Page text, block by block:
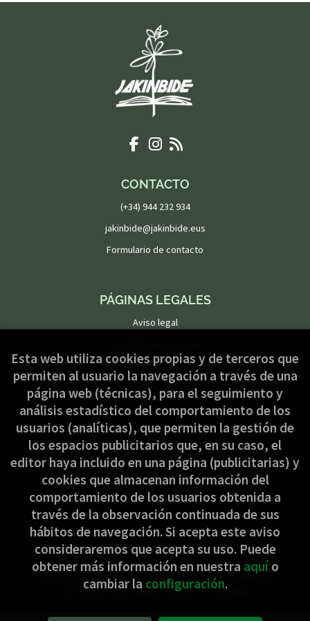
CONTACTO
(+34) 944 232 934
jakinbide@jakinbide.eus
Formulario de contacto
PÁGINAS LEGALES
Aviso legal
Política de privacidad
Política de Cookies
ATENCIÓN AL CLIENTE
Quiénes somos
Pedidos especiales
Formulario de desistimiento
2026 ©Jakinbide - Librería Diocesana . Todos los
Derechos Reservados |Grupo Trevenque
Esta web utiliza cookies propias y de terceros que
permiten al usuario la navegación a través de una
página web (técnicas), para el seguimiento y
análisis estadístico del comportamiento de los
usuarios (analíticas), que permiten la gestión de
los espacios publicitarios que, en su caso, el
editor haya incluido en una página (publicitarias) y
cookies que almacenan información del
comportamiento de los usuarios obtenida a
través de la observación continuada de sus
hábitos de navegación. Si acepta este aviso
consideraremos que acepta su uso. Puede
obtener más información en nuestra aquío
cambiar la configuración.